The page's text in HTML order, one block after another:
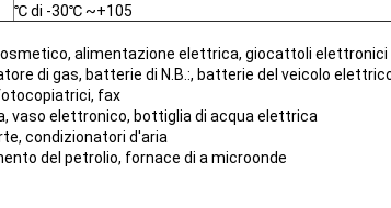
℃ di -30℃ ~+105
alimentazione elettrica, giocattoli elettronici
di gas, batterie di N.B.:, batterie del veicolo
fax
vaso elettronico, bottiglia di acqua elettrica
condizionatori d'aria
del petrolio, fornace di a microonde